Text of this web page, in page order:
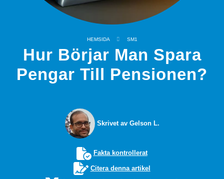
HEMSIDA SM1
Hur Börjar Man Spara
Pengar Till Pensionen?
Skrivet av Gelson L.
Fakta kontrollerat
Citera denna artikel